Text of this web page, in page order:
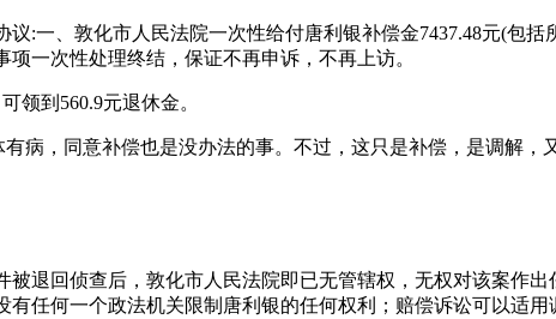
:一、敦化市人民法院一次性给付唐利银补偿金7437.48元(包
一次性处理终结，保证不再申诉，不再上访。
领到560.9元退休金。
病，同意补偿也是没办法的事。不过，这只是补偿，是调解，
被退回侦查后，敦化市人民法院即已无管辖权，无权对该案作
任何一个政法机关限制唐利银的任何权利；赔偿诉讼可以适